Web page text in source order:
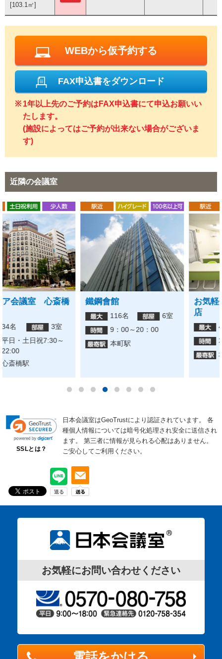
[103.1㎡]
[103.1㎡]
WEBから仮予約する
FAX申込書をダウンロード
1年以上先のご予約はFAX申込書にて申込お願いい
たします。
(施設によってはご予約が出来ない場合がございま
す)
近隣の会議室
お気軽会議室 堺筋本町
42名
1室
24時間営業
ナンナンGoburin【四ツ
橋心斎橋】
15名
1室
SSLとは？
日本会議室はGeoTrustにより認証されています。
各
種個人情報については暗号化処理され安全に送信され
ます。
第三者に情報が見られる心配はありません。
ご安心してご利用ください。
お気軽にお問い合わせください